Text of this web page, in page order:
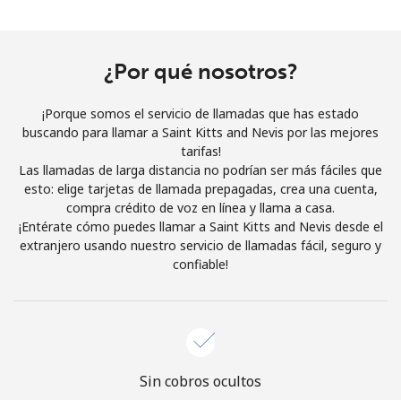
Únete
¡Hola!
Inicia sesión o REGÍSTRATE →
¿Olvidaste tu contraseña? →
¿Por qué nosotros?
¡Porque somos el servicio de llamadas que has estado
buscando para llamar a Saint Kitts and Nevis por las mejores
tarifas!
Las llamadas de larga distancia no podrían ser más fáciles que
esto: elige tarjetas de llamada prepagadas, crea una cuenta,
compra crédito de voz en línea y llama a casa.
¡Entérate cómo puedes llamar a Saint Kitts and Nevis desde el
extranjero usando nuestro servicio de llamadas fácil, seguro y
confiable!
Sin cobros ocultos